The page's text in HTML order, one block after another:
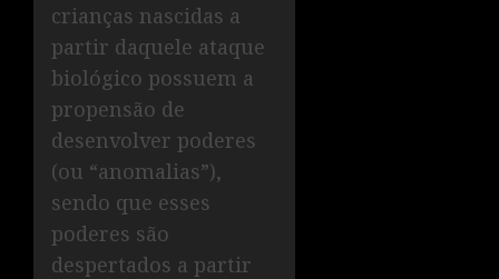
crianças nascidas a
partir daquele ataque
biológico possuem a
propensão de
desenvolver poderes
(ou “anomalias”),
sendo que esses
poderes são
despertados a partir